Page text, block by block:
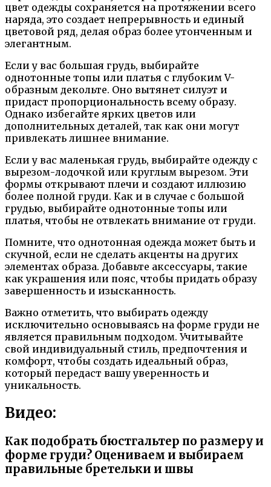
цвет одежды сохраняется на протяжении всего
наряда, это создает непрерывность и единый
цветовой ряд, делая образ более утонченным и
элегантным.
Если у вас большая грудь, выбирайте
однотонные топы или платья с глубоким V-
образным декольте. Оно вытянет силуэт и
придаст пропорциональность всему образу.
Однако избегайте ярких цветов или
дополнительных деталей, так как они могут
привлекать лишнее внимание.
Если у вас маленькая грудь, выбирайте одежду с
вырезом-лодочкой или круглым вырезом. Эти
формы открывают плечи и создают иллюзию
более полной груди. Как и в случае с большой
грудью, выбирайте однотонные топы или
платья, чтобы не отвлекать внимание от груди.
Помните, что однотонная одежда может быть и
скучной, если не сделать акценты на других
элементах образа. Добавьте аксессуары, такие
как украшения или пояс, чтобы придать образу
завершенность и изысканность.
Важно отметить, что выбирать одежду
исключительно основываясь на форме груди не
является правильным подходом. Учитывайте
свой индивидуальный стиль, предпочтения и
комфорт, чтобы создать идеальный образ,
который передаст вашу уверенность и
уникальность.
Видео:
Как подобрать бюстгальтер по размеру и
форме груди? Оцениваем и выбираем
правильные бретельки и швы